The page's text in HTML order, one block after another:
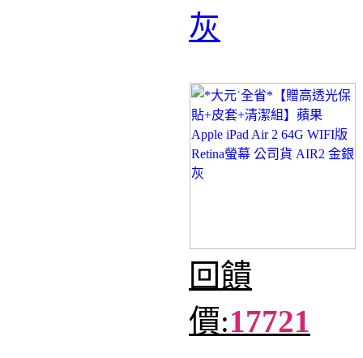
灰
回饋
價:17721